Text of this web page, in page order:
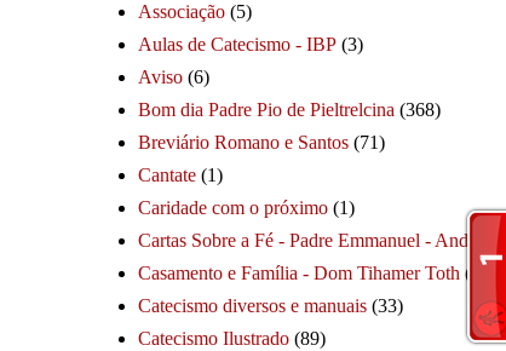
Associação (5)
Aulas de Catecismo - IBP (3)
Aviso (6)
Bom dia Padre Pio de Pieltrelcina (368)
Breviário Romano e Santos (71)
Cantate (1)
Caridade com o próximo (1)
Cartas Sobre a Fé - Padre Emmanuel - André
Casamento e Família - Dom Tihamer Toth (115)
Catecismo diversos e manuais (33)
Catecismo Ilustrado (89)